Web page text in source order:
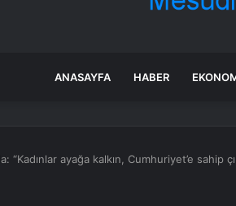
ANASAYFA HABER
“Kadınlar ayağa kalkın, Cumhuriyet’e sahip